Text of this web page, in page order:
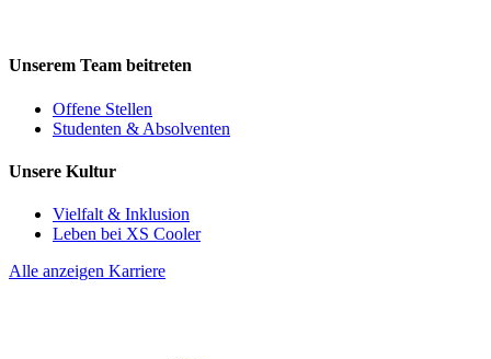
Unserem Team beitreten
Offene Stellen
Studenten & Absolventen
Unsere Kultur
Vielfalt & Inklusion
Leben bei XS Cooler
Alle anzeigen Karriere